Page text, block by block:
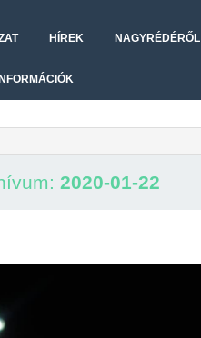
HÍREK NAGYRÉDÉRŐL
2020-01-22